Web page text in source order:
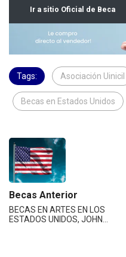
Ir a sitio Oficial de Beca
Tags: Asociación Uinicil
Becas en Estados Unidos
Becas Anterior
BECAS EN ARTES EN LOS
ESTADOS UNIDOS, JOHN…